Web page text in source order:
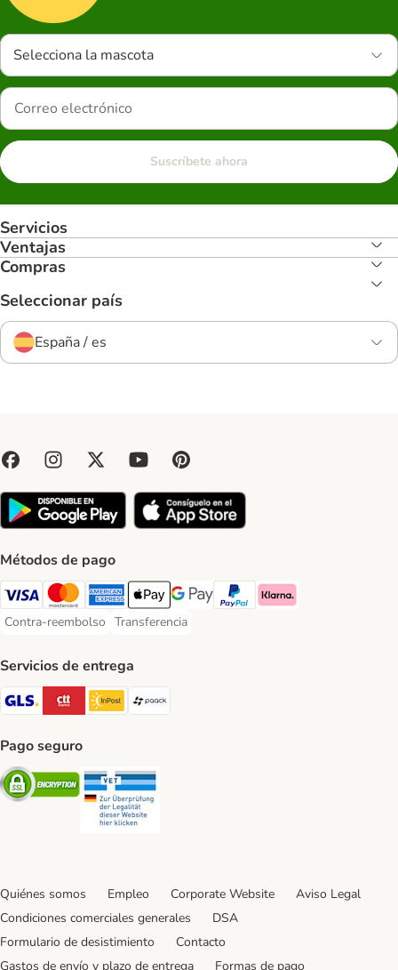
Selecciona la mascota
Suscríbete ahora
Servicios
Ventajas
Compras
Seleccionar país
España / es
Métodos de pago
Visa Payment Method
Mastercard Payment Method
American Express Payment Method
Apple Pay Payment Method
Google Pay Payment Method
PayPal Payment Method
Klarna Payment Method
Contra-reembolso
Contra-reembolso Payment Method
Transferencia
Transferencia Payment Method
Servicios de entrega
GLS Shipping Method
CTTExpress Shipping Method
InPost Shipping Method
paack Shipping Method
Pago seguro
Security
Quiénes somos Empleo Corporate Website
Aviso Legal
Condiciones comerciales generales
DSA
Formulario de desistimiento
Contacto
Gastos de envío y plazo de entrega
Formas de pago